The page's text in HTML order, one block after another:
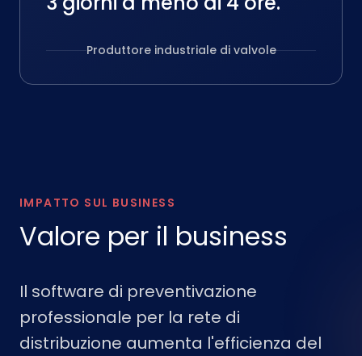
Produttore industriale di valvole
IMPATTO SUL BUSINESS
Valore per il business
Il software di preventivazione
professionale per la rete di
distribuzione aumenta l'efficienza del